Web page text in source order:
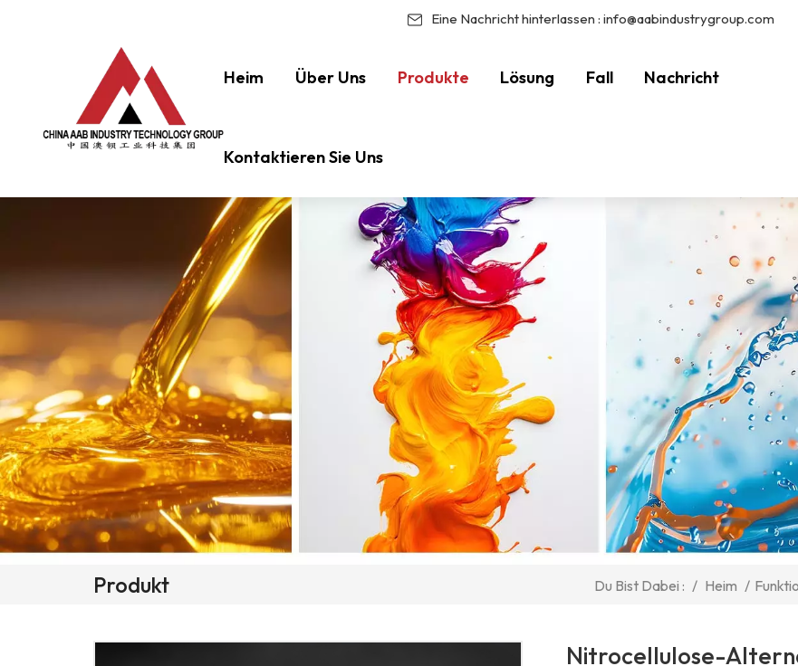
Eine Nachricht hinterlassen : info@aabindustrygroup.com
Heim Über Uns Produkte Lösung Fall Nachricht
Kontaktieren Sie Uns
Produkt Du Bist Dabei : / Heim /
Nitrocellulose-